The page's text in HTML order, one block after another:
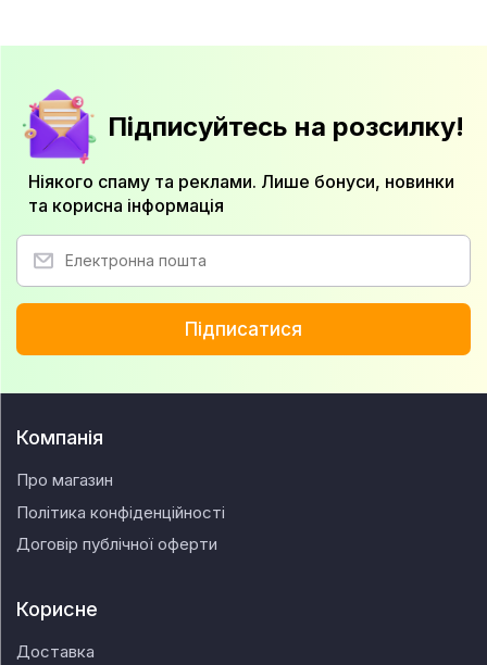
Підписуйтесь на розсилку!
Ніякого спаму та реклами. Лише бонуси, новинки
та корисна інформація
Підписатися
Компанія
Про магазин
Політика конфіденційності
Договір публічної оферти
Корисне
Доставка